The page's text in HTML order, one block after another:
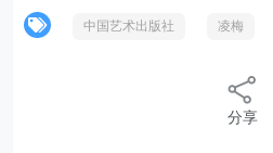
中国艺术出版社 凌梅
分享